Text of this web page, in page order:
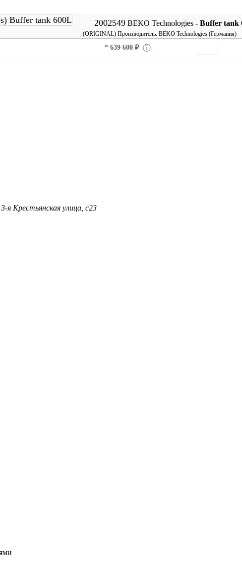
2002549 BEKO Technologies - Buffer tank
(ORIGINAL)Производитель: BEKO Technologies (Германия)
* 639 600 ₽
Крестьянская улица, с23